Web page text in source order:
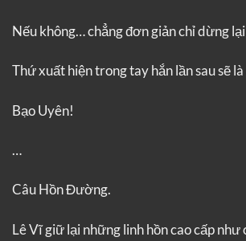
Nếu không… chẳng đơn giản chỉ dừng
Thứ xuất hiện trong tay hắn lần sau sẽ
Bạo Uyên!
…
Câu Hồn Đường.
Lê Vĩ giữ lại những linh hồn cao cấp như